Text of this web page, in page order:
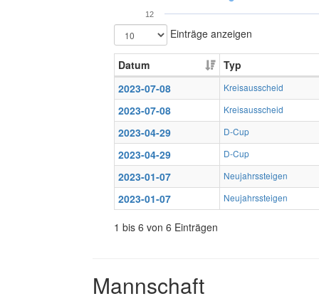
12
Einträge anzeigen
Datum
Typ
2023-07-08
Kreisausscheid
2023-07-08 Kreisausscheid
2023-04-29 D-Cup
2023-04-29 D-Cup
2023-01-07 Neujahrssteigen
2023-01-07 Neujahrssteigen
1 bis 6 von 6 Einträgen
Mannschaft